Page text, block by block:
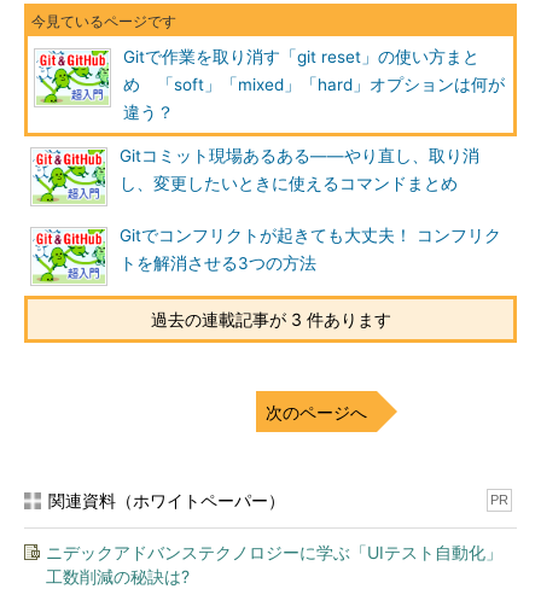
Gitで作業を取り消す「git reset」の使い方まと
め 「soft」「mixed」「hard」オプションは何が
違う？
Gitコミット現場あるある――やり直し、取り消
し、変更したいときに使えるコマンドまとめ
Gitでコンフリクトが起きても大丈夫！ コンフリク
トを解消させる3つの方法
過去の連載記事が 3 件あります
次のページへ
関連資料（ホワイトペーパー） PR
ニデックアドバンステクノロジーに学ぶ「UIテスト自動化」
工数削減の秘訣は?